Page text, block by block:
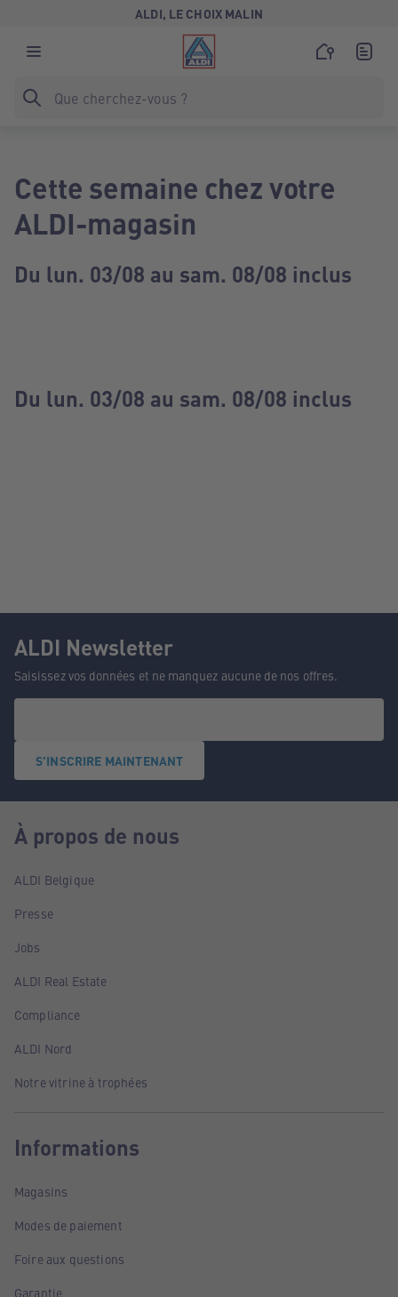
ALDI, LE CHOIX MALIN
Cette semaine chez votre
ALDI-magasin
Du lun. 03/08 au sam. 08/08 inclus
Du lun. 03/08 au sam. 08/08 inclus
ALDI Newsletter
Saisissez vos données et ne manquez aucune de nos offres.
S'INSCRIRE MAINTENANT
À propos de nous
ALDI Belgique
Presse
Jobs
ALDI Real Estate
Compliance
ALDI Nord
Notre vitrine à trophées
Informations
Magasins
Modes de paiement
Foire aux questions
Garantie